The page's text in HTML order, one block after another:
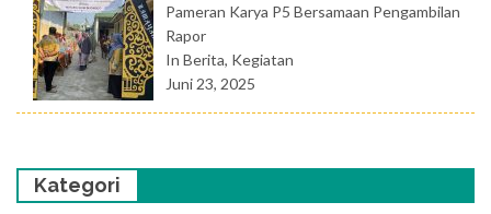
Pameran Karya P5 Bersamaan Pengambilan
Rapor
In Berita, Kegiatan
Juni 23, 2025
Kategori